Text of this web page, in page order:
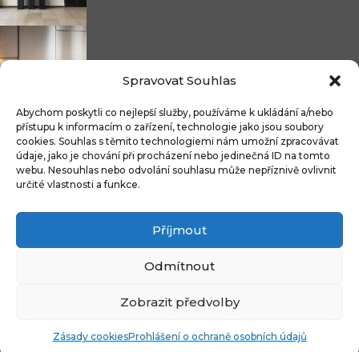
Spravovat Souhlas
Abychom poskytli co nejlepší služby, používáme k ukládání a/nebo
přístupu k informacím o zařízení, technologie jako jsou soubory
cookies. Souhlas s těmito technologiemi nám umožní zpracovávat
údaje, jako je chování při procházení nebo jedinečná ID na tomto
webu. Nesouhlas nebo odvolání souhlasu může nepříznivě ovlivnit
určité vlastnosti a funkce.
Příjmout
Odmítnout
Zobrazit předvolby
Zásady cookiesProhlášení o ochraně osobních údajů
Čistitelné látky s technologií FibreGuard®:...
Copyright © 2009-2024 CZECH DECO TEAM. All rights reserved.
Ochrana osoboní údajů